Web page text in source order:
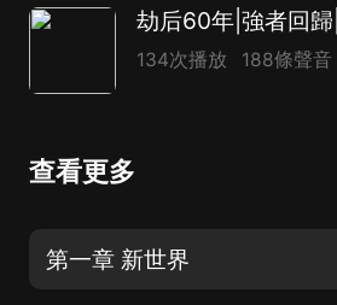
134次播放 188條聲音
查看更多
第一章 新世界